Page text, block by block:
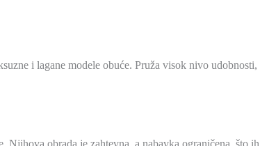
i lagane modele obuće. Pruža visok nivo udobnosti,
obrada je zahtevna, a nabavka ograničena, što